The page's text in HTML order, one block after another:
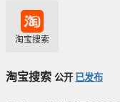
淘宝搜索
淘宝搜索 公开 已发布